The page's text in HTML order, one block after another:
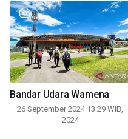
Bandar Udara Wamena
26 September 2024 13:29 WIB,
2024